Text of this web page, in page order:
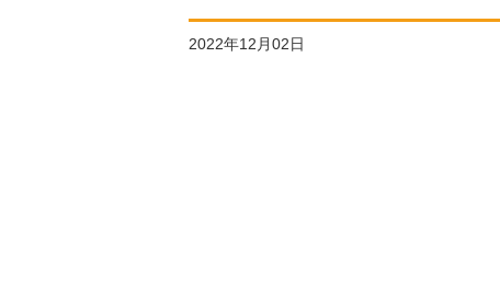
2022年12月02日